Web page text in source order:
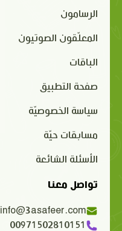
الرسامون
المعلّقون الصوتيون
الباقات
صفحة التطبيق
سياسة الخصوصيّة
مسابقات حيّة
الأسئلة الشائعة
تواصل معنا
info@3asafeer.com
00971502810151